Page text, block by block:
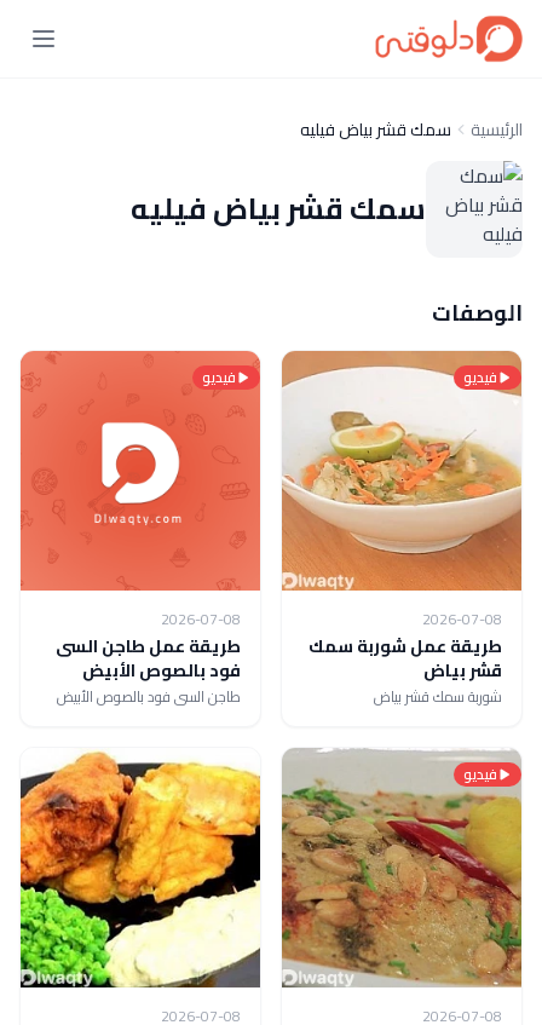
الرئيسية سمك قشر بياض فيليه
سمك قشر بياض فيليه
الوصفات
فيديو
2026-07-08
طريقة عمل شوربة سمك
قشر بياض
شوربة سمك قشر بياض
فيديو
2026-07-08
طريقة عمل طاجن السى
فود بالصوص الأبيض
طاجن السى فود بالصوص الأبيض
فيديو
2026-07-08
2026-07-08